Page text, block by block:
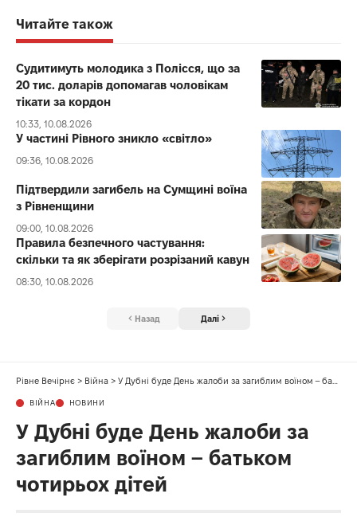
Читайте також
Судитимуть молодика з Полісся, що за
20 тис. доларів допомагав чоловікам
тікати за кордон
10:33, 10.08.2026
У частині Рівного зникло «світло»
09:36, 10.08.2026
Підтвердили загибель на Сумщині воїна
з Рівненщини
09:00, 10.08.2026
Правила безпечного частування:
скільки та як зберігати розрізаний кавун
08:30, 10.08.2026
Назад Далі
Рівне Вечірнє > Війна > У Дубні буде День жалоби за загиблим воїном – батьком чотирьох дітей
ВІЙНА НОВИНИ
У Дубні буде День жалоби за
загиблим воїном – батьком
чотирьох дітей